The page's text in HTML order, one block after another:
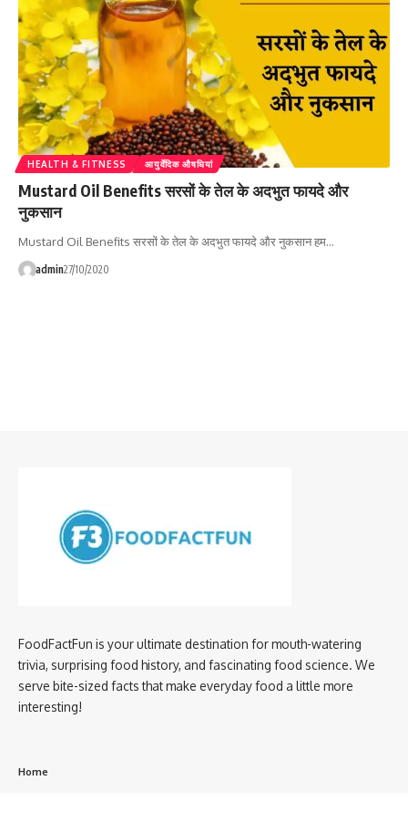
HEALTH & FITNESS आयुर्वेदिक औषधियां
Mustard Oil Benefits सरसों के तेल के अदभुत फायदे और
नुकसान
Mustard Oil Benefits सरसों के तेल के अदभुत फायदे और नुकसान हम…
admin27/10/2020
FoodFactFun is your ultimate destination for mouth-watering
trivia, surprising food history, and fascinating food science. We
serve bite-sized facts that make everyday food a little more
interesting!
Home